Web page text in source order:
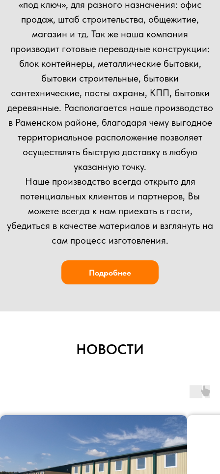
НОВОСТИ
+7
Прикрепить файл
Загрузить файлы
Согласен(а) сполитикой
конфиденциальности сайта
Отправить